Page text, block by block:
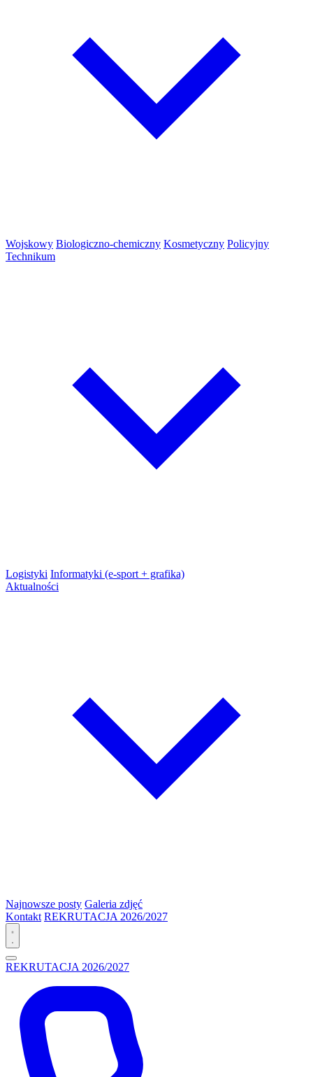
Wojskowy Biologiczno-chemiczny Kosmetyczny Policyjny
Technikum
Logistyki Informatyki (e-sport + grafika)
Aktualności
Najnowsze posty Galeria zdjęć
Kontakt REKRUTACJA 2026/2027
REKRUTACJA 2026/2027